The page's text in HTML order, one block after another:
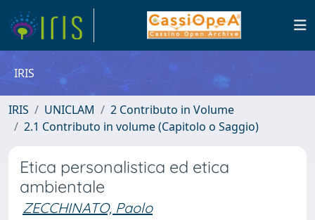
IRIS
IRIS UNICLAM
2 Contributo in Volume
2.1 Contributo in volume (Capitolo o Saggio)
Etica personalistica ed etica
ambientale
ZECCHINATO, Paolo